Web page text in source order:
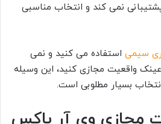
نمی کند و انتخاب مناسبی
سیمی استفاده می کنید و نمی
واقعیت مجازی کنید، این وسیله
بسیار مطلوبی است.
مجازی وی آر باکس